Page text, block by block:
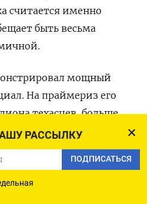
РАССЫЛКУ
ПОДПИСАТЬСЯ
считается именно
быть весьма
мощный
На праймериз его
техасцев, больше,
Пакстон как в первом,
демократ
городских округах в